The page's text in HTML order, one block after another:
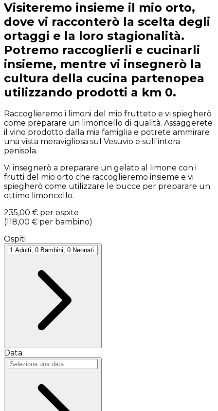
Visiteremo insieme il mio orto,
dove vi racconterò la scelta degli
ortaggi e la loro stagionalità.
Potremo raccoglierli e cucinarli
insieme, mentre vi insegnerò la
cultura della cucina partenopea
utilizzando prodotti a km 0.
Raccoglieremo i limoni del mio frutteto e vi spiegherò
come preparare un limoncello di qualità. Assaggerete
il vino prodotto dalla mia famiglia e potrete ammirare
una vista meravigliosa sul Vesuvio e sull'intera
penisola.
Vi insegnerò a preparare un gelato al limone con i
frutti del mio orto che raccoglieremo insieme e vi
spiegherò come utilizzare le bucce per preparare un
ottimo limoncello.
235,00 € per ospite
(118,00 € per bambino)
Ospiti
Data